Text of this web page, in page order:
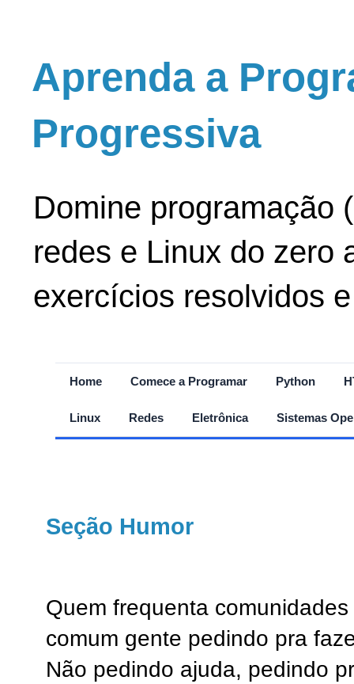
Aprenda a
Progressiva
Domine programação
redes e Linux do zero
exercícios resolvidos
Home Comece a Programar Python
Linux Redes Eletrônica Sistemas
Seção Humor
Quem frequenta
comum gente pedindo pra
Não pedindo ajuda, pedindo